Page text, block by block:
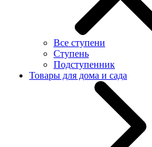
Все ступени
Ступень
Подступенник
Товары для дома и сада